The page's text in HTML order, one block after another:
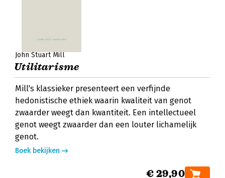
John Stuart Mill
Utilitarisme
Mill's klassieker presenteert een verfijnde
hedonistische ethiek waarin kwaliteit van genot
zwaarder weegt dan kwantiteit. Een intellectueel
genot weegt zwaarder dan een louter lichamelijk
genot.
Boek bekijken
€ 29,90